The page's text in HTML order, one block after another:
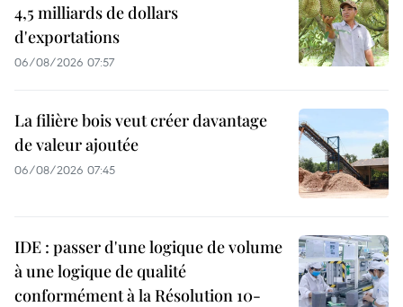
4,5 milliards de dollars
d'exportations
06/08/2026 07:57
La filière bois veut créer davantage
de valeur ajoutée
06/08/2026 07:45
IDE : passer d'une logique de volume
à une logique de qualité
conformément à la Résolution 10-